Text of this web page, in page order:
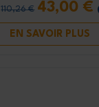
110,26 € 43,00 €
EN SAVOIR PLUS